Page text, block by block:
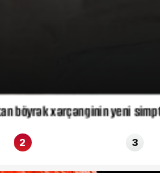
böyrək xərçənginin yeni
2 3